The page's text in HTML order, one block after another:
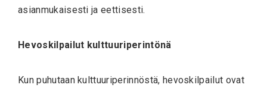
asianmukaisesti ja eettisesti.
Hevoskilpailut kulttuuriperintönä
Kun puhutaan kulttuuriperinnöstä, hevoskilpailut ovat